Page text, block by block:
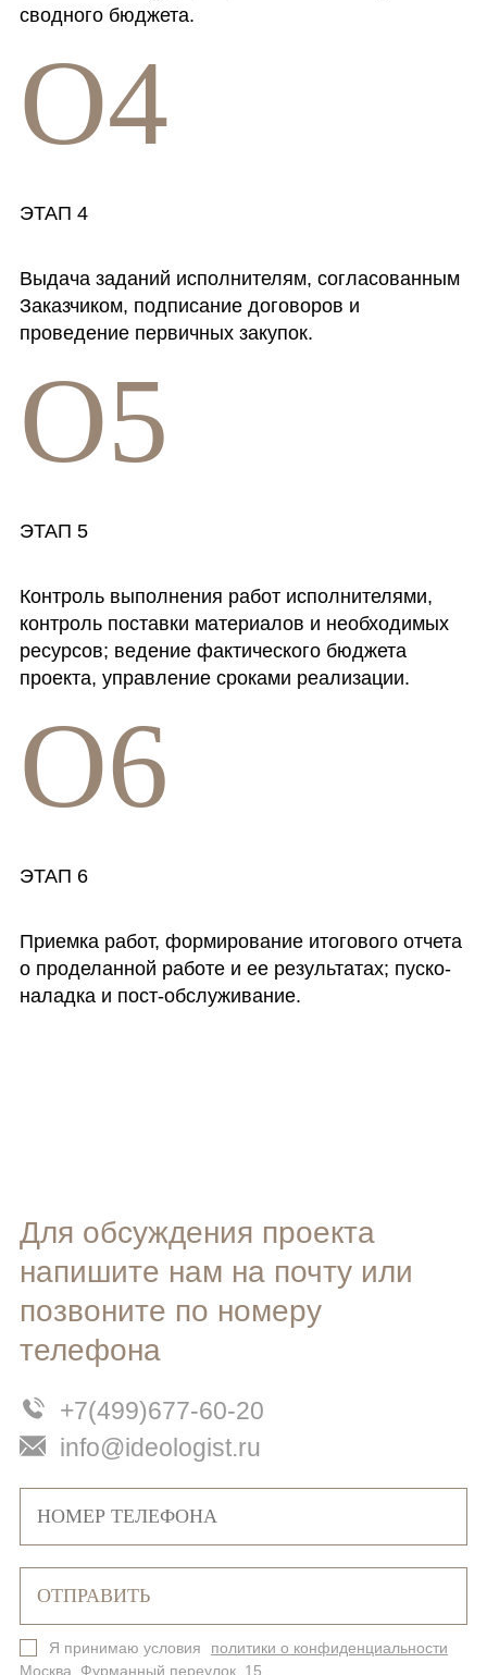
сводного бюджета.
O4
ЭТАП 4
Выдача заданий исполнителям, согласованным
Заказчиком, подписание договоров и
проведение первичных закупок.
O5
ЭТАП 5
Контроль выполнения работ исполнителями,
контроль поставки материалов и необходимых
ресурсов; ведение фактического бюджета
проекта, управление сроками реализации.
O6
ЭТАП 6
Приемка работ, формирование итогового отчета
о проделанной работе и ее результатах; пуско-
наладка и пост-обслуживание.
Москва, Фурманный переулок, 15
Для обсуждения проекта
напишите нам на почту или
позвоните по номеру
телефона
+7(499)677-60-20
info@ideologist.ru
Я принимаю условия политики о конфиденциальности